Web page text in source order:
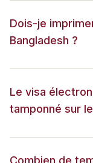
Dois-je
Bangladesh ?
Le visa
tamponné sur
Combien de